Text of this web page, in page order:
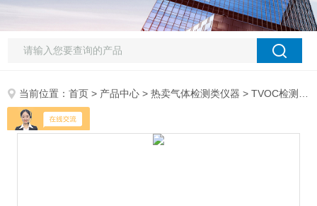
当前位置：首页 > 产品中心 >热卖气体检测类仪器 >TVOC检测仪